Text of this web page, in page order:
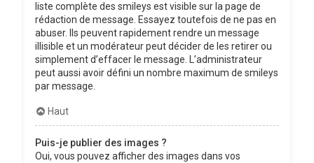
liste complète des smileys est visible sur la page de
rédaction de message. Essayez toutefois de ne pas en
abuser. Ils peuvent rapidement rendre un message
illisible et un modérateur peut décider de les retirer ou
simplement d’effacer le message. L’administrateur
peut aussi avoir défini un nombre maximum de smileys
par message.
Haut
Puis-je publier des images ?
Oui, vous pouvez afficher des images dans vos